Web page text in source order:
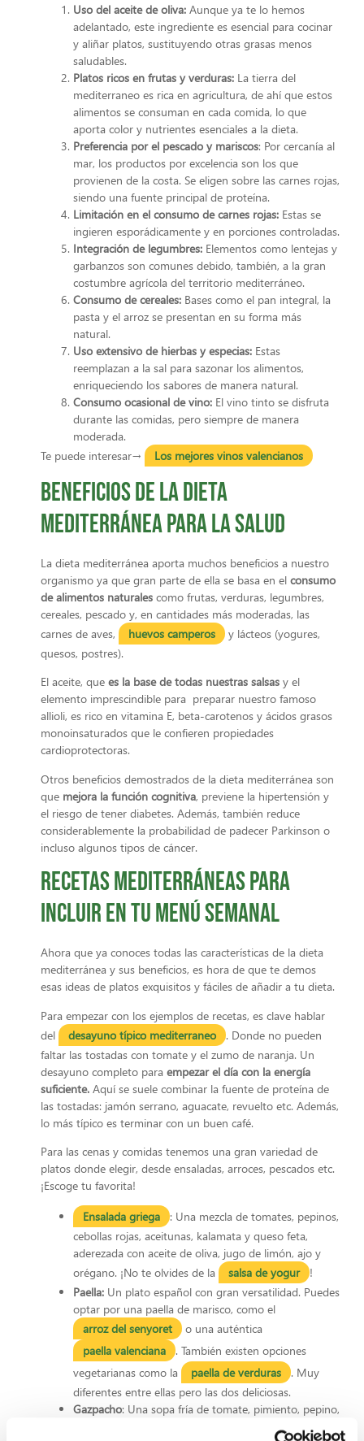
Uso del aceite de oliva: Aunque ya te lo hemos
adelantado, este ingrediente es esencial para cocinar
y aliñar platos, sustituyendo otras grasas menos
saludables.
Platos ricos en frutas y verduras: La tierra del
mediterraneo es rica en agricultura, de ahí que estos
alimentos se consuman en cada comida, lo que
aporta color y nutrientes esenciales a la dieta.
Preferencia por el pescado y mariscos: Por cercanía al
mar, los productos por excelencia son los que
provienen de la costa. Se eligen sobre las carnes rojas,
siendo una fuente principal de proteína.
Limitación en el consumo de carnes rojas: Estas se
ingieren esporádicamente y en porciones controladas.
Integración de legumbres: Elementos como lentejas y
garbanzos son comunes debido, también, a la gran
costumbre agrícola del territorio mediterráneo.
Consumo de cereales: Bases como el pan integral, la
pasta y el arroz se presentan en su forma más
natural.
Uso extensivo de hierbas y especias: Estas
reemplazan a la sal para sazonar los alimentos,
enriqueciendo los sabores de manera natural.
Consumo ocasional de vino: El vino tinto se disfruta
durante las comidas, pero siempre de manera
moderada.
Te puede interesar→
Los mejores vinos valencianos
Beneficios de la dieta
mediterránea para la salud
La dieta mediterránea aporta muchos beneficios a nuestro
organismo ya que gran parte de ella se basa en el consumo
de alimentos naturales como frutas, verduras, legumbres,
cereales, pescado y, en cantidades más moderadas, las
carnes de aves,
huevos camperos
y lácteos (yogures,
quesos, postres).
El aceite, que es la base de todas nuestras salsas y el
elemento imprescindible para preparar nuestro famoso
allioli, es rico en vitamina E, beta-carotenos y ácidos grasos
monoinsaturados que le confieren propiedades
cardioprotectoras.
Otros beneficios demostrados de la dieta mediterránea son
que mejora la función cognitiva, previene la hipertensión y
el riesgo de tener diabetes. Además, también reduce
considerablemente la probabilidad de padecer Parkinson o
incluso algunos tipos de cáncer.
Recetas mediterráneas para
incluir en tu menú semanal
Ahora que ya conoces todas las características de la dieta
mediterránea y sus beneficios, es hora de que te demos
esas ideas de platos exquisitos y fáciles de añadir a tu dieta.
Para empezar con los ejemplos de recetas, es clave hablar
del
desayuno típico mediterraneo
. Donde no pueden
faltar las tostadas con tomate y el zumo de naranja. Un
desayuno completo para empezar el día con la energía
suficiente. Aquí se suele combinar la fuente de proteína de
las tostadas: jamón serrano, aguacate, revuelto etc. Además,
lo más típico es terminar con un buen café.
Para las cenas y comidas tenemos una gran variedad de
platos donde elegir, desde ensaladas, arroces, pescados etc.
¡Escoge tu favorita!
Ensalada griega
: Una mezcla de tomates, pepinos,
cebollas rojas, aceitunas, kalamata y queso feta,
aderezada con aceite de oliva, jugo de limón, ajo y
orégano. ¡No te olvides de la
salsa de yogur
!
Paella: Un plato español con gran versatilidad. Puedes
optar por una paella de marisco, como el
arroz del senyoret
o una auténtica
paella valenciana
. También existen opciones
vegetarianas como la
paella de verduras
. Muy
diferentes entre ellas pero las dos deliciosas.
Gazpacho: Una sopa fría de tomate, pimiento, pepino,
cebolla y ajo, sazonada con aceite de oliva, vinagre y